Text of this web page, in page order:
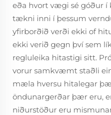
eða hvort vægi sé góður í
tækni inni í þessum
yfirborðið verði ekki of
ekki verið gegn því sem
regluleika hitastigi sitt.
vorur samkvæmt staðli
mæla hversu hitalegar
öndunargerðar þær eru,
niðurstöður eru